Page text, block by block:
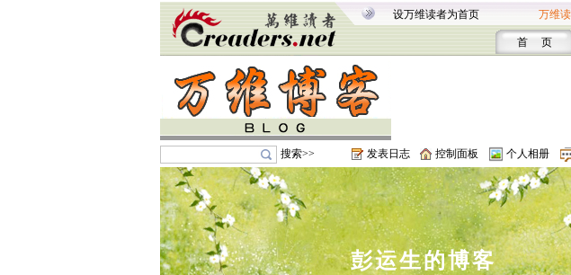
设万维读者为首页 万维
首 页
搜索>> 发表日志 控制面板 个人相册
彭运生的博客